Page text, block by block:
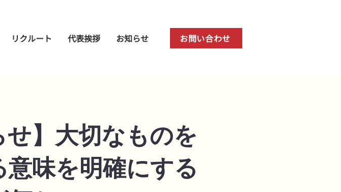
リクルート 代表挨拶 お知らせ お問い合わせ
せ】大切なものを
味を明確にする